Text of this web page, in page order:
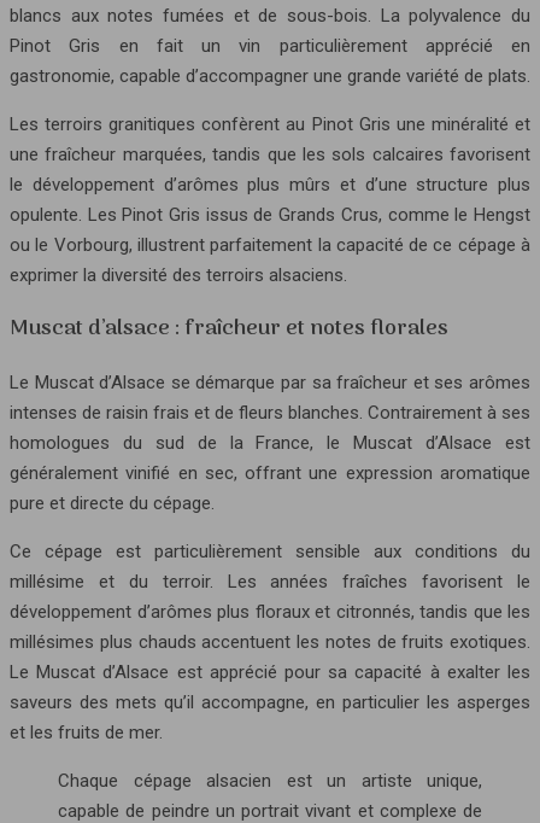
blancs aux notes fumées et de sous-bois. La polyvalence du
Pinot Gris en fait un vin particulièrement apprécié en
gastronomie, capable d’accompagner une grande variété de plats.
Les terroirs granitiques confèrent au Pinot Gris une minéralité et
une fraîcheur marquées, tandis que les sols calcaires favorisent
le développement d’arômes plus mûrs et d’une structure plus
opulente. Les Pinot Gris issus de Grands Crus, comme le Hengst
ou le Vorbourg, illustrent parfaitement la capacité de ce cépage à
exprimer la diversité des terroirs alsaciens.
Muscat d’alsace : fraîcheur et notes florales
Le Muscat d’Alsace se démarque par sa fraîcheur et ses arômes
intenses de raisin frais et de fleurs blanches. Contrairement à ses
homologues du sud de la France, le Muscat d’Alsace est
généralement vinifié en sec, offrant une expression aromatique
pure et directe du cépage.
Ce cépage est particulièrement sensible aux conditions du
millésime et du terroir. Les années fraîches favorisent le
développement d’arômes plus floraux et citronnés, tandis que les
millésimes plus chauds accentuent les notes de fruits exotiques.
Le Muscat d’Alsace est apprécié pour sa capacité à exalter les
saveurs des mets qu’il accompagne, en particulier les asperges
et les fruits de mer.
Chaque cépage alsacien est un artiste unique,
capable de peindre un portrait vivant et complexe de